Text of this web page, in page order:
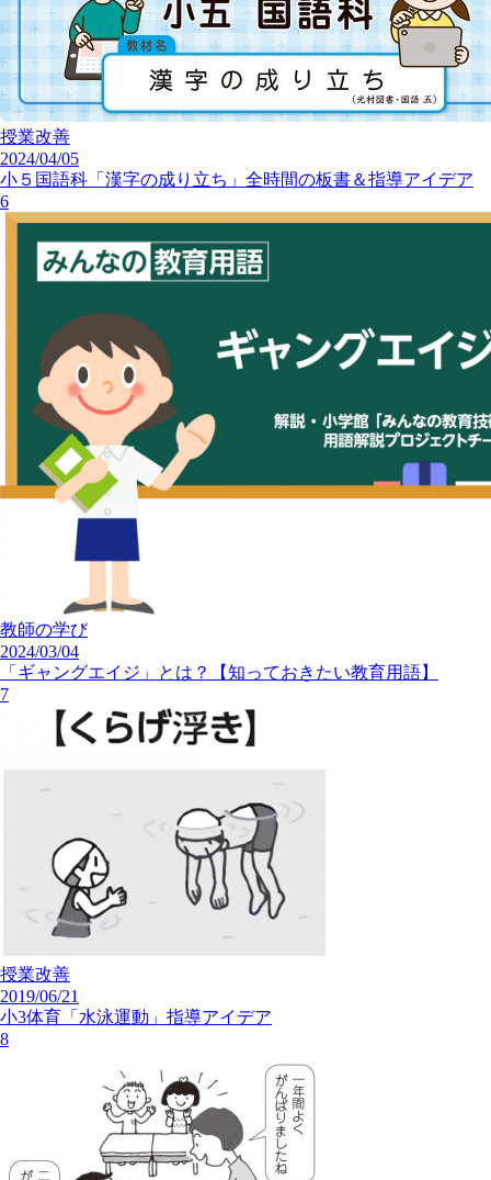
授業改善
2024/04/05
小５国語科「漢字の成り立ち」全時間の板書＆指導アイデア
6
教師の学び
2024/03/04
「ギャングエイジ」とは？【知っておきたい教育用語】
7
授業改善
2019/06/21
小3体育「水泳運動」指導アイデア
8